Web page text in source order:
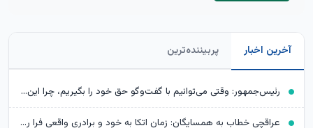
آخرین اخبار پربیننده‌ترین
رئیس‌جمهور: وقتی می‌توانیم با گفت‌وگو حق خود را بگیریم، چرا این کار را نکنیم؟
عراقچی خطاب به همسایگان: زمان اتکا به خود و برادری واقعی فرا رسیده است